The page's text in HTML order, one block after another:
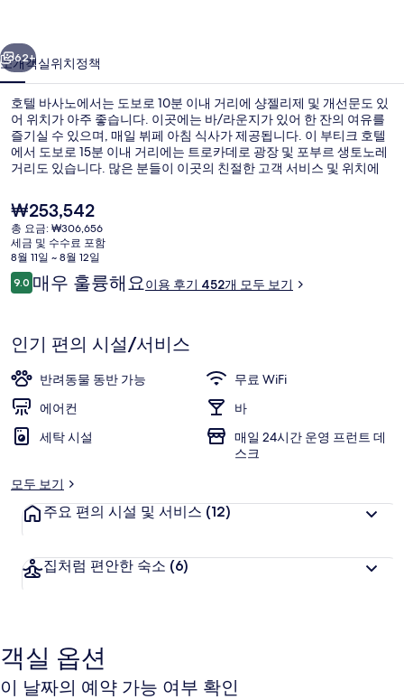
진
갤
러
리
다음
62+
소개객실위치정책
호텔 바사노에서는 도보로 10분 이내 거리에 샹젤리제 및 개선문도 있
어 위치가 아주 좋습니다. 이곳에는 바/라운지가 있어 한 잔의 여유를
즐기실 수 있으며, 매일 뷔페 아침 식사가 제공됩니다. 이 부티크 호텔
에서 도보로 15분 이내 거리에는 트로카데로 광장 및 포부르 생토노레
거리도 있습니다. 많은 분들이 이곳의 친절한 고객 서비스 및 위치에
5분 거리에 있어 대중 교통편을 이용하기 편리합니다.
현
재
가
격
은
₩253,542
₩253,542
총 요금: ₩306,656
세금 및 수수료 포함
8월 11일 ~ 8월 12일
이
용
기
9.010점 만점 중 9.0점.
매우 훌륭해요이용 후기 452개 모두 보기
인기 편의 시설/서비스
반려동물 동반 가능
무료 WiFi
에어컨
바
세탁 시설
매일 24시간 운영 프런트 데
스크
모두 보기
주요 편의 시설 및 서비스 (12)
집처럼 편안한 숙소 (6)
객실 옵션
이 날짜의 예약 가능 여부 확인